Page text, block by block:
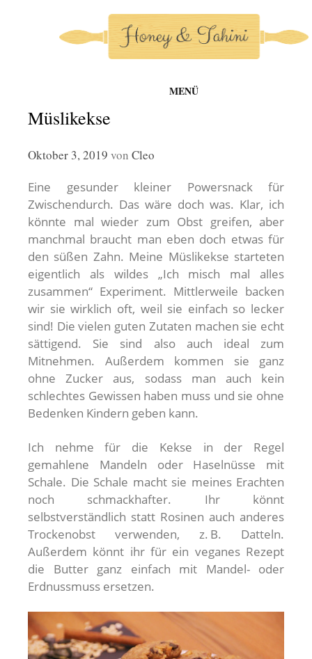
springen
MENÜ
honey-and-tahini
Müslikekse
Oktober 3, 2019 von Cleo
Eine gesunder kleiner Powersnack für
Zwischendurch. Das wäre doch was. Klar, ich
könnte mal wieder zum Obst greifen, aber
manchmal braucht man eben doch etwas für
den süßen Zahn. Meine Müslikekse starteten
eigentlich als wildes „Ich misch mal alles
zusammen“ Experiment. Mittlerweile backen
wir sie wirklich oft, weil sie einfach so lecker
sind! Die vielen guten Zutaten machen sie echt
sättigend. Sie sind also auch ideal zum
Mitnehmen. Außerdem kommen sie ganz
ohne Zucker aus, sodass man auch kein
schlechtes Gewissen haben muss und sie ohne
Bedenken Kindern geben kann.
Ich nehme für die Kekse in der Regel
gemahlene Mandeln oder Haselnüsse mit
Schale. Die Schale macht sie meines Erachten
noch schmackhafter. Ihr könnt
selbstverständlich statt Rosinen auch anderes
Trockenobst verwenden, z. B. Datteln.
Außerdem könnt ihr für ein veganes Rezept
die Butter ganz einfach mit Mandel- oder
Erdnussmuss ersetzen.